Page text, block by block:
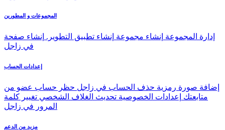
المجموعات و المطورين
إدارة المجموعة إنشاء مجموعة إنشاء تطبيق التطوير. إنشاء صفحة
في زاجل
إعدادات الحساب
إضافة صورة رمزية حذف الحساب في زاجل حظر حساب عضو من
متابعتك
إعدادات الخصوصية تحديث الغلاف الشخصي تغيير كلمة
المرور في زاجل
مزيد من الدعم